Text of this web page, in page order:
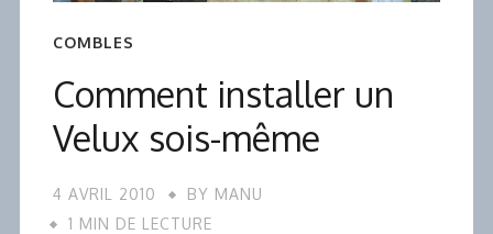
COMBLES
Comment installer un
Velux sois-même
4 AVRIL 2010 BY MANU
1 MIN DE LECTURE